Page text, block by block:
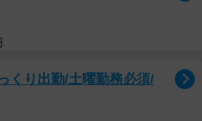
が、檀家であってもそれは父母な
ある」と標榜している人が多いの
である。葬式仏教と創唱宗教は区
くり出勤/土曜勤務必須/